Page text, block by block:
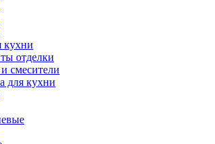
кухни
отделки
смесители
для кухни